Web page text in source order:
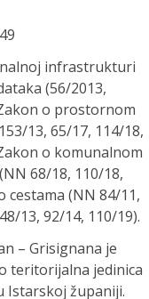
infrastrukturi
(56/2013,
o prostornom
13, 65/17, 114/18,
o komunalnom
68/18, 110/18,
cestama (NN 84/11,
13, 92/14, 110/19).
– Grisignana je
teritorijalna jedinica
Istarskoj županiji.